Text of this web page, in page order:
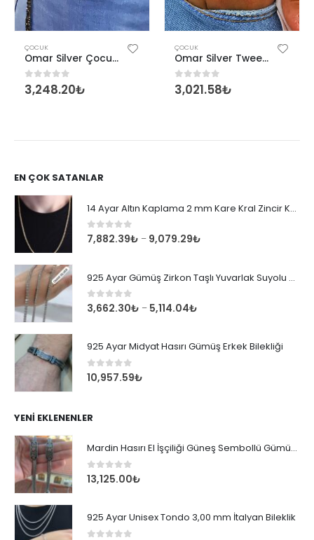
ÇOCUK
Omar Silver Çocuk Plakalı Künye Bileklik Yeşil Çiçek Gümüş Künye Omr8170
0out of 5
3,248.20₺
ÇOCUK
Omar Silver Tweety Figürlü Çocuk Gümüş Künye 925 Ayar
0out of 5
3,021.58₺
EN ÇOK SATANLAR
14 Ayar Altın Kaplama 2 mm Kare Kral Zincir Kolye
0 out of 5
7,882.39₺ – 9,079.29₺
925 Ayar Gümüş Zirkon Taşlı Yuvarlak Suyolu Bileklik
0 out of 5
3,662.30₺ – 5,114.04₺
925 Ayar Midyat Hasırı Gümüş Erkek Bilekliği
0out of 5
10,957.59₺
YENI EKLENENLER
Mardin Hasırı El İşçiliği Güneş Sembollü Gümüş Erkek Bileklik
0out of 5
13,125.00₺
925 Ayar Unisex Tondo 3,00 mm İtalyan Bileklik